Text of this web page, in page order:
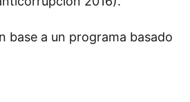
base a un programa basado